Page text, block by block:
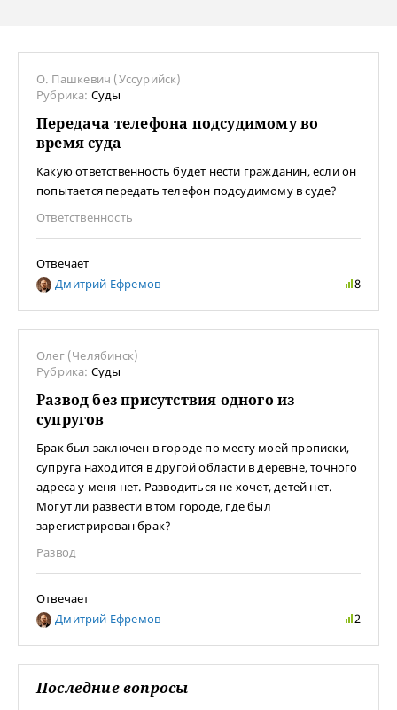
О. Пашкевич (Уссурийск)
Рубрика: Суды
Передача телефона подсудимому во
время суда
Какую ответственность будет нести гражданин, если он
попытается передать телефон подсудимому в суде?
Ответственность
Отвечает
Дмитрий Ефремов
8
Олег (Челябинск)
Рубрика: Суды
Развод без присутствия одного из
супругов
Брак был заключен в городе по месту моей прописки,
супруга находится в другой области в деревне, точного
адреса у меня нет. Разводиться не хочет, детей нет.
Могут ли развести в том городе, где был
зарегистрирован брак?
Развод
Отвечает
Дмитрий Ефремов
2
Последние вопросы